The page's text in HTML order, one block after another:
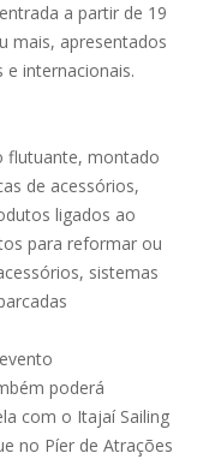
a partir de 19
mais, apresentados
internacionais.
flutuante, montado
de acessórios,
ligados ao
para reformar ou
sistemas
poderá
com o Itajaí Sailing
no Píer de Atrações